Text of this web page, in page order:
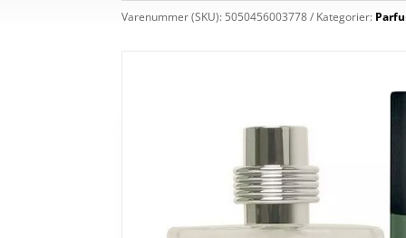
Varenummer (SKU): 5050456003778 Kategorier: